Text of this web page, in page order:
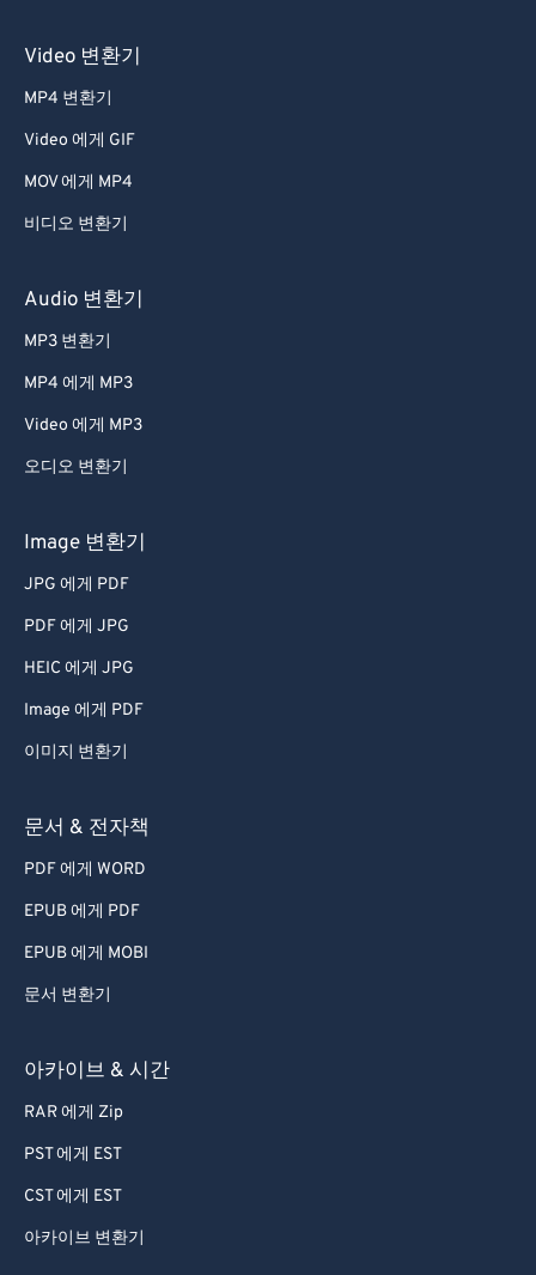
Video 변환기
MP4 변환기
Video 에게 GIF
MOV 에게 MP4
비디오 변환기
Audio 변환기
MP3 변환기
MP4 에게 MP3
Video 에게 MP3
오디오 변환기
Image 변환기
JPG 에게 PDF
PDF 에게 JPG
HEIC 에게 JPG
Image 에게 PDF
이미지 변환기
문서 & 전자책
PDF 에게 WORD
EPUB 에게 PDF
EPUB 에게 MOBI
문서 변환기
아카이브 & 시간
RAR 에게 Zip
PST 에게 EST
CST 에게 EST
아카이브 변환기